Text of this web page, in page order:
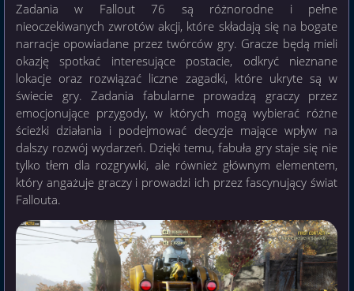
Zadania w Fallout 76 są różnorodne i pełne
nieoczekiwanych zwrotów akcji, które składają się na bogate
narracje opowiadane przez twórców gry. Gracze będą mieli
okazję spotkać interesujące postacie, odkryć nieznane
lokacje oraz rozwiązać liczne zagadki, które ukryte są w
świecie gry. Zadania fabularne prowadzą graczy przez
emocjonujące przygody, w których mogą wybierać różne
ścieżki działania i podejmować decyzje mające wpływ na
dalszy rozwój wydarzeń. Dzięki temu, fabuła gry staje się nie
tylko tłem dla rozgrywki, ale również głównym elementem,
który angażuje graczy i prowadzi ich przez fascynujący świat
Fallouta.